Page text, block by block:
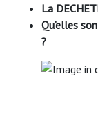
La
Qu’elles
?